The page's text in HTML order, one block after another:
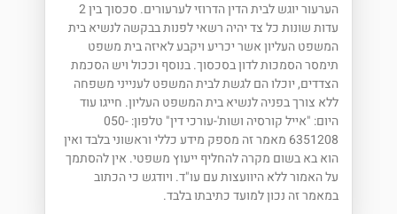
הערעור יוגש לבית הדין הדרוזי לערעורים. סכסוך בין 2
עדות שונות כל צד יהיה רשאי לפנות בבקשה לנשיא בית
המשפט העליון אשר יכריע ויקבע לאיזה בית משפט
תימסר הסמכות לדון בסכסוך. בנוסף וככול ויש הסכמת
הצדדים, יוכלו הם לגשת לבית המשפט לענייני משפחה
ללא צורך בפניה לנשיא בית המשפט העליון. חייגו עוד
היום: "אייל קורסיה ושות'-עורכי דין" טלפון: 050-
6351208 מאמר זה מספק מידע כללי וראשוני בלבד ואין
הוא בא בשום מקרה להחליף ייעוץ משפטי. אין להסתמך
על האמור ללא היוועצות עם עו"ד. ויודגש כי הכתוב
במאמר זה נכון למועד כתיבתו בלבד.